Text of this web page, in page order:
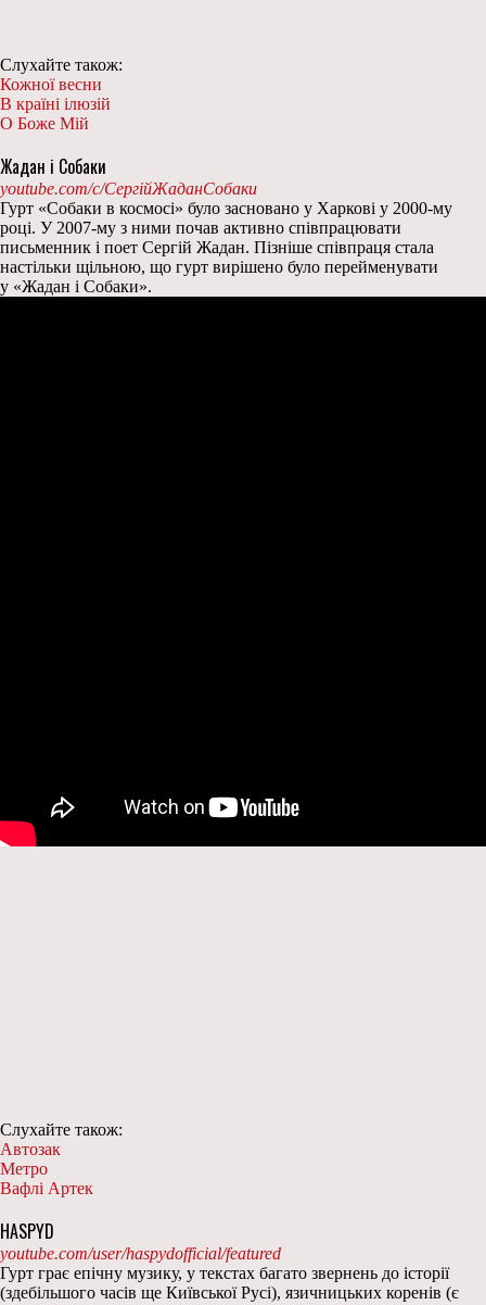
Слухайте також:
Кожної весни
В країні ілюзій
О Боже Мій
Жадан і Собаки
youtube.com/c/СергійЖаданСобаки
Гурт «Собаки в космосі» було засновано у Харкові у 2000-му
році. У 2007-му з ними почав активно співпрацювати
письменник і поет Сергій Жадан. Пізніше співпраця стала
настільки щільною, що гурт вирішено було перейменувати
у «Жадан і Собаки».
Слухайте також:
Автозак
Метро
Вафлі Артек
HASPYD
youtube.com/user/haspydofficial/featured
Гурт грає епічну музику, у текстах багато звернень до історії
(здебільшого часів ще Київської Русі), язичницьких коренів (є